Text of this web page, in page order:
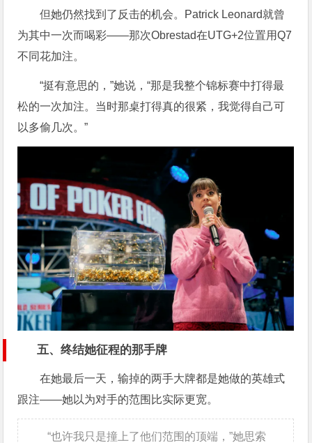
但她仍然找到了反击的机会。Patrick Leonard就曾
为其中一次而喝彩——那次Obrestad在UTG+2位置用Q7
不同花加注。
“挺有意思的，”她说，“那是我整个锦标赛中打得最
松的一次加注。当时那桌打得真的很紧，我觉得自己可
以多偷几次。”
五、终结她征程的那手牌
在她最后一天，输掉的两手大牌都是她做的英雄式
跟注——她以为对手的范围比实际更宽。
“也许我只是撞上了他们范围的顶端，”她思索